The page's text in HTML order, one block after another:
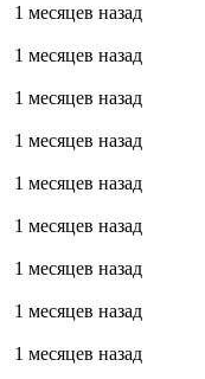
1 месяцев назад
1 месяцев назад
1 месяцев назад
1 месяцев назад
1 месяцев назад
1 месяцев назад
1 месяцев назад
1 месяцев назад
1 месяцев назад